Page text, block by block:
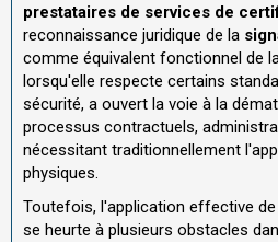
prestataires de services de
reconnaissance juridique de la
comme équivalent fonctionnel de
lorsqu'elle respecte certains
sécurité, a ouvert la voie à la
processus contractuels,
nécessitant traditionnellement
physiques.
Toutefois, l'application effective
se heurte à plusieurs obstacles